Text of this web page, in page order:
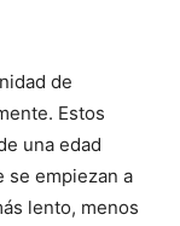
de
Estos
una edad
se empiezan a
lento, menos